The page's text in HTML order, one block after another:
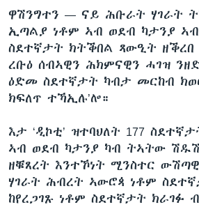
ዋሽንግተን — ናይ ሕቡራት ሃገራት
ኢጣልያ ነቶም ኣብ ወደብ ካታንያ ኣብ
ስደተኛታት ክትቕበል ጻውዒት
ረቡዕ ሰብኣዊን ሕክምናዊን ሓገዝ
ዕድመ ስደተኛታት ካብታ መርከብ
ክፍለጥ ተኻኢሉ’ሎ።
እታ ‘ዲኮቲ’ ዝተባህለት 177
ኣብ ወደብ ካታንያ ካብ ትኣትው
ዘቑጸረት እንተኾነት ሚንስተር
ሃገራት ሕብረት ኣውሮጳ ነቶም
ከየረጋገጹ ነቶም ስደተኛታት ክራገፉ